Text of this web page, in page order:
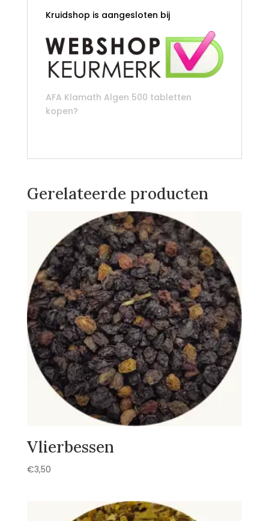
Kruidshop is aangesloten bij
AFA Klamath Algen 500 tabletten
kopen?
Gerelateerde producten
Vlierbessen
€3,50